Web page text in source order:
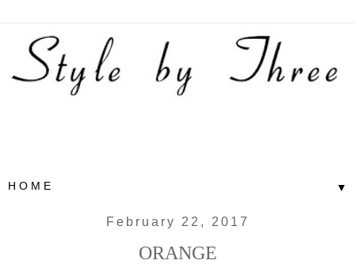
▼
February 22, 2017
ORANGE